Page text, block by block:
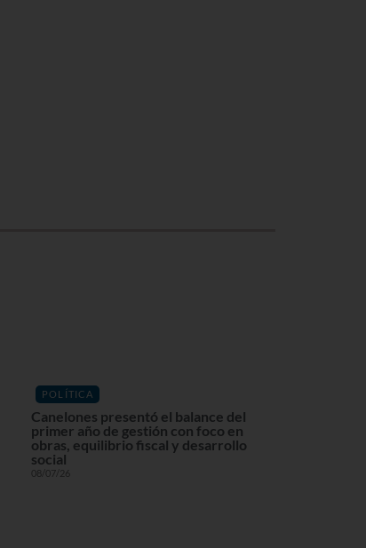
POLÍTICA
Canelones presentó el balance del
primer año de gestión con foco en
obras, equilibrio fiscal y desarrollo
social
08/07/26